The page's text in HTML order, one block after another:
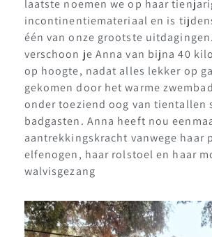
laatste noemen we op haar
incontinentiemateriaal en is
één van onze grootste
verschoon je Anna van bijna 40
op hoogte, nadat alles lekker op
gekomen door het warme
onder toeziend oog van tientallen
badgasten. Anna heeft nou
aantrekkingskracht vanwege haar
elfenogen, haar rolstoel en haar
walvisgezang